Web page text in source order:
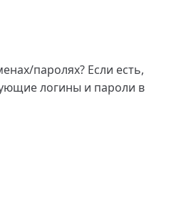
паролях? Если есть,
логины и пароли в